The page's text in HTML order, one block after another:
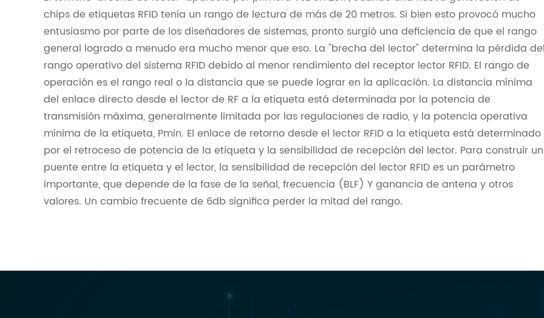
chips de etiquetas RFID tenía un rango de lectura de más de 20 metros. Si bien esto provocó mucho
entusiasmo por parte de los diseñadores de sistemas, pronto surgió una deficiencia de que el rango
general logrado a menudo era mucho menor que eso. La "brecha del lector" determina la pérdida
rango operativo del sistema RFID debido al menor rendimiento del receptor lector RFID. El rango de
operación es el rango real o la distancia que se puede lograr en la aplicación. La distancia mínima
del enlace directo desde el lector de RF a la etiqueta está determinada por la potencia de
transmisión máxima, generalmente limitada por las regulaciones de radio, y la potencia operativa
mínima de la etiqueta, Pmin. El enlace de retorno desde el lector RFID a la etiqueta está determinado
por el retroceso de potencia de la etiqueta y la sensibilidad de recepción del lector. Para construir un
puente entre la etiqueta y el lector, la sensibilidad de recepción del lector RFID es un parámetro
importante, que depende de la fase de la señal, frecuencia (BLF) Y ganancia de antena y otros
valores. Un cambio frecuente de 6db significa perder la mitad del rango.